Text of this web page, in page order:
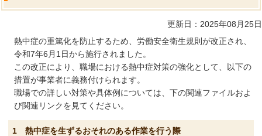
更新日：2025年08月25日
熱中症の重篤化を防止するため、労働安全衛生規則が改正され、
令和7年6月1日から施行されました。
この改正により、職場における熱中症対策の強化として、以下の
措置が事業者に義務付けられます。
職場での詳しい対策や具体例については、下の関連ファイルおよ
び関連リンクを見てください。
1 熱中症を生ずるおそれのある作業を行う際